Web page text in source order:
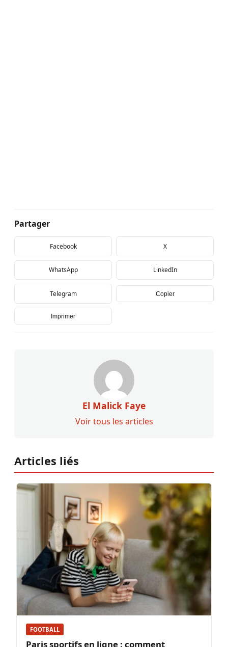
Partager
Facebook X
WhatsApp LinkedIn
Telegram Copier
Imprimer
El Malick Faye
Voir tous les articles
Articles liés
FOOTBALL
Paris sportifs en ligne : comment